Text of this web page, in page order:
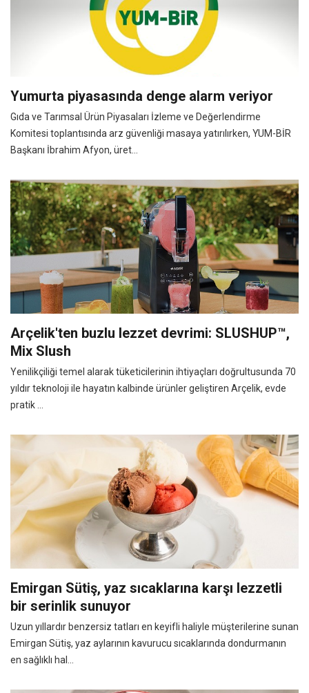
Yumurta piyasasında denge alarm veriyor
Gıda ve Tarımsal Ürün Piyasaları İzleme ve Değerlendirme
Komitesi toplantısında arz güvenliği masaya yatırılırken, YUM-BİR
Başkanı İbrahim Afyon, üret...
Arçelik'ten buzlu lezzet devrimi: SLUSHUP™,
Mix Slush
Yenilikçiliği temel alarak tüketicilerinin ihtiyaçları doğrultusunda 70
yıldır teknoloji ile hayatın kalbinde ürünler geliştiren Arçelik, evde
pratik ...
Emirgan Sütiş, yaz sıcaklarına karşı lezzetli
bir serinlik sunuyor
Uzun yıllardır benzersiz tatları en keyifli haliyle müşterilerine sunan
Emirgan Sütiş, yaz aylarının kavurucu sıcaklarında dondurmanın
en sağlıklı hal...